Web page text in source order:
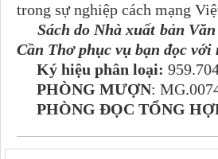
trong sự nghiệp cách mạng
Sách do Nhà xuất bản
Cần Thơ phục vụ bạn đọc với
Ký hiệu phân loại:
PHÒNG MƯỢN:
PHÒNG ĐỌC TỔNG